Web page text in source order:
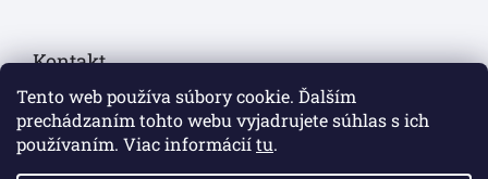
Tento web používa súbory cookie. Ďalším
prechádzaním tohto webu vyjadrujete súhlas s ich
používaním. Viac informáciítu.
Kontakt
eshop@ sollau.sk
+420 778 110 059